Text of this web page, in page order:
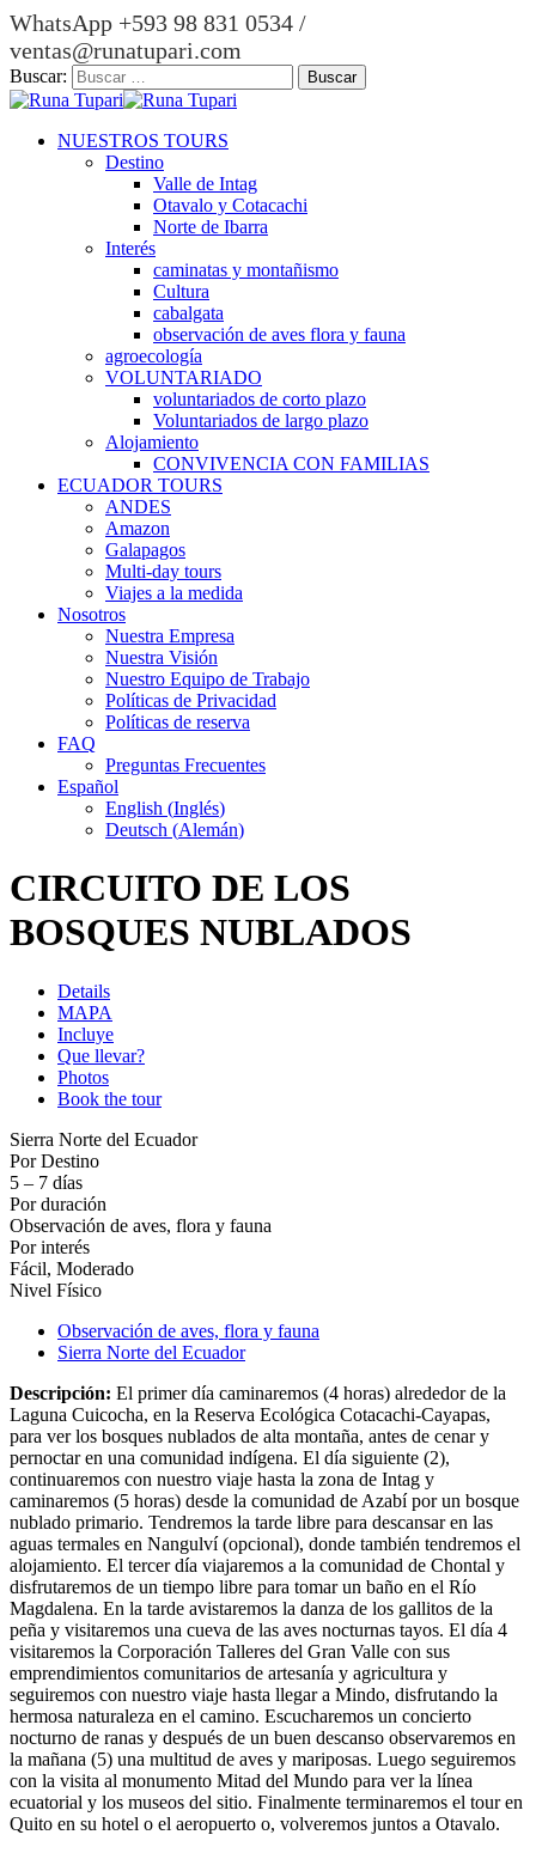
WhatsApp +593 98 831 0534 /
ventas@runatupari.com
Buscar:
NUESTROS TOURS
Destino
Valle de Intag
Otavalo y Cotacachi
Norte de Ibarra
Interés
caminatas y montañismo
Cultura
cabalgata
observación de aves flora y fauna
agroecología
VOLUNTARIADO
voluntariados de corto plazo
Voluntariados de largo plazo
Alojamiento
CONVIVENCIA CON FAMILIAS
ECUADOR TOURS
ANDES
Amazon
Galapagos
Multi-day tours
Viajes a la medida
Nosotros
Nuestra Empresa
Nuestra Visión
Nuestro Equipo de Trabajo
Políticas de Privacidad
Políticas de reserva
FAQ
Preguntas Frecuentes
Español
English (Inglés)
Deutsch (Alemán)
CIRCUITO DE LOS
BOSQUES NUBLADOS
Details
MAPA
Incluye
Que llevar?
Photos
Book the tour
Sierra Norte del Ecuador
Por Destino
5 – 7 días
Por duración
Observación de aves, flora y fauna
Por interés
Fácil, Moderado
Nivel Físico
Observación de aves, flora y fauna
Sierra Norte del Ecuador
Descripción: El primer día caminaremos (4 horas) alrededor de la
Laguna Cuicocha, en la Reserva Ecológica Cotacachi-Cayapas,
para ver los bosques nublados de alta montaña, antes de cenar y
pernoctar en una comunidad indígena. El día siguiente (2),
continuaremos con nuestro viaje hasta la zona de Intag y
caminaremos (5 horas) desde la comunidad de Azabí por un bosque
nublado primario. Tendremos la tarde libre para descansar en las
aguas termales en Nangulví (opcional), donde también tendremos el
alojamiento. El tercer día viajaremos a la comunidad de Chontal y
disfrutaremos de un tiempo libre para tomar un baño en el Río
Magdalena. En la tarde avistaremos la danza de los gallitos de la
peña y visitaremos una cueva de las aves nocturnas tayos. El día 4
visitaremos la Corporación Talleres del Gran Valle con sus
emprendimientos comunitarios de artesanía y agricultura y
seguiremos con nuestro viaje hasta llegar a Mindo, disfrutando la
hermosa naturaleza en el camino. Escucharemos un concierto
nocturno de ranas y después de un buen descanso observaremos en
la mañana (5) una multitud de aves y mariposas. Luego seguiremos
con la visita al monumento Mitad del Mundo para ver la línea
ecuatorial y los museos del sitio. Finalmente terminaremos el tour en
Quito en su hotel o el aeropuerto o, volveremos juntos a Otavalo.